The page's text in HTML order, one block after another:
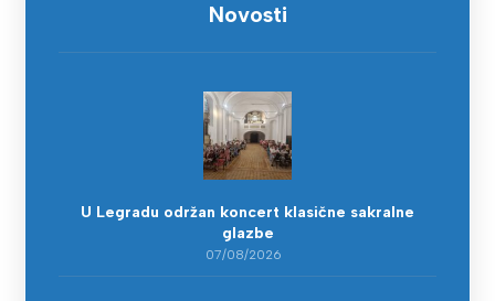
Novosti
U Legradu održan koncert klasične sakralne
glazbe
07/08/2026